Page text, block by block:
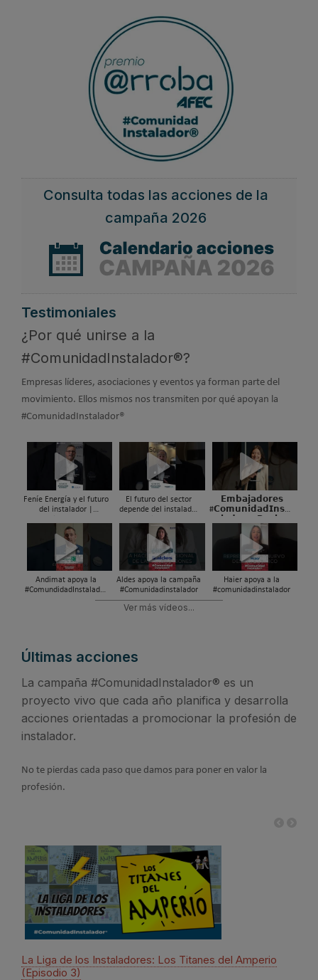
Consulta todas las acciones de la
campaña 2026
Testimoniales
¿Por qué unirse a la
#ComunidadInstalador®?
Empresas líderes, asociaciones y eventos ya forman parte del
movimiento. Ellos mismos nos transmiten por qué apoyan la
#ComunidadInstalador®
Feníe Energía y el futuro
del instalador |
El futuro del sector
depende del instalador
𝗘𝗺𝗯𝗮𝗷𝗮𝗱𝗼𝗿𝗲𝘀
#𝗖𝗼𝗺𝘂𝗻𝗶𝗱𝗮𝗱𝗜𝗻𝘀𝘁𝗮
𝗠𝗮𝗿𝗰𝗵𝗲𝘀𝗮𝗻𝗼
Andimat apoya la
#ComundidadInstalador
Aldes apoya la campaña
#Comunidadinstalador
Haier apoya a la
#comunidadinstalador
Ver más vídeos...
Últimas acciones
La campaña #ComunidadInstalador® es un
proyecto vivo que cada año planifica y desarrolla
acciones orientadas a promocionar la profesión de
instalador.
No te pierdas cada paso que damos para poner en valor la
profesión.
La Liga de los Instaladores: Los Titanes del Amperio
(Episodio 3)